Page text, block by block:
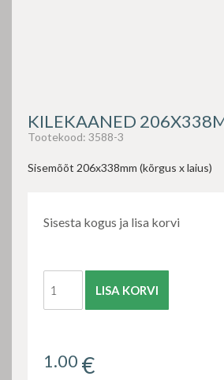
KILEKAANED
Tootekood: 3588-3
Sisemõõt 206x338mm (kõrgus x laius)
Sisesta kogus ja lisa korvi
LISA KORVI
1.00 €